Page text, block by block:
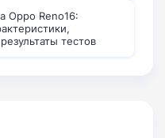
Oppo Reno16:
тестов